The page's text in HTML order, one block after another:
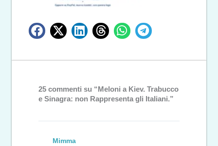
25 commenti su “Meloni a Kiev. Trabucco
e Sinagra: non Rappresenta gli Italiani.”
Mimma